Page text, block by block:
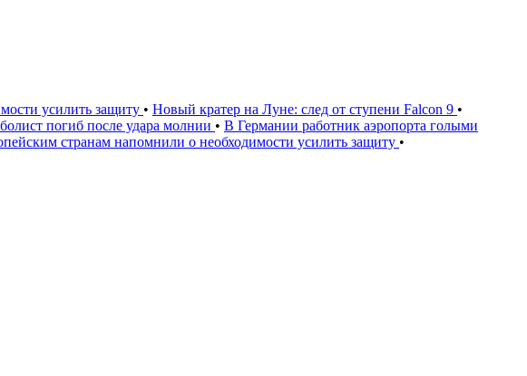
усилить защиту • Новый кратер на Луне: след от ступени Falcon 9 •
погиб после удара молнии • В Германии работник аэропорта голыми
странам напомнили о необходимости усилить защиту •